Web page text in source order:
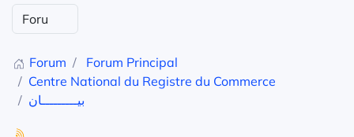
Forum
Forum Principal
Centre National du Registre du Commerce
بيـــــــــان